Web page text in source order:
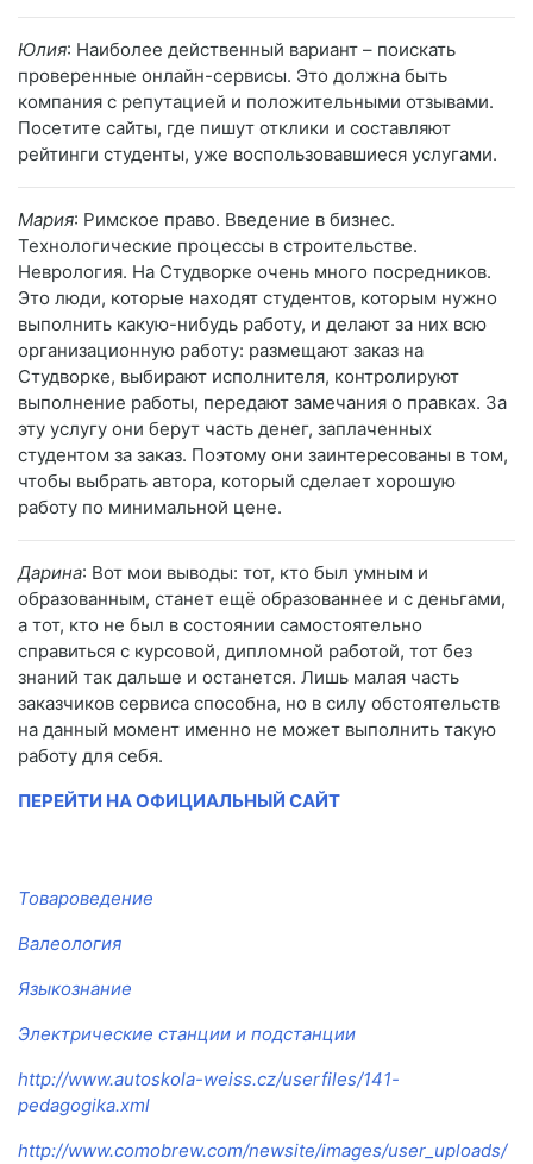
Юлия: Наиболее действенный вариант – поискать
проверенные онлайн-сервисы. Это должна быть
компания с репутацией и положительными отзывами.
Посетите сайты, где пишут отклики и составляют
рейтинги студенты, уже воспользовавшиеся услугами.
Мария: Римское право. Введение в бизнес.
Технологические процессы в строительстве.
Неврология. На Студворке очень много посредников.
Это люди, которые находят студентов, которым нужно
выполнить какую-нибудь работу, и делают за них всю
организационную работу: размещают заказ на
Студворке, выбирают исполнителя, контролируют
выполнение работы, передают замечания о правках. За
эту услугу они берут часть денег, заплаченных
студентом за заказ. Поэтому они заинтересованы в том,
чтобы выбрать автора, который сделает хорошую
работу по минимальной цене.
Дарина: Вот мои выводы: тот, кто был умным и
образованным, станет ещё образованнее и с деньгами,
а тот, кто не был в состоянии самостоятельно
справиться с курсовой, дипломной работой, тот без
знаний так дальше и останется. Лишь малая часть
заказчиков сервиса способна, но в силу обстоятельств
на данный момент именно не может выполнить такую
работу для себя.
ПЕРЕЙТИ НА ОФИЦИАЛЬНЫЙ САЙТ
Товароведение
Валеология
Языкознание
Электрические станции и подстанции
http://www.autoskola-weiss.cz/userfiles/141-
pedagogika.xml
http://www.comobrew.com/newsite/images/user_uploads/